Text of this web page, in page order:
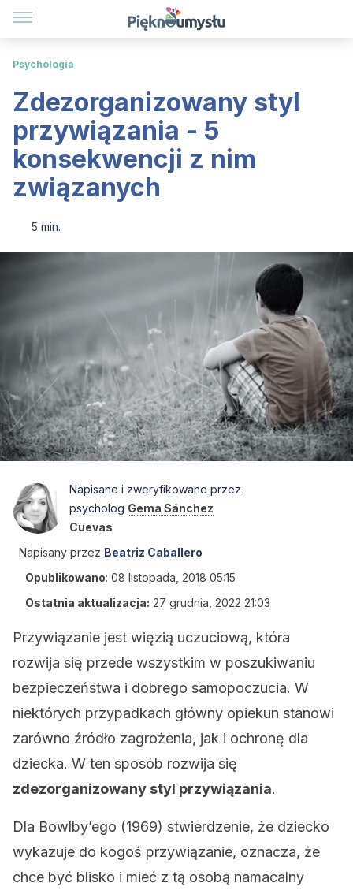
Psychologia
Zdezorganizowany styl
przywiązania - 5
konsekwencji z nim
związanych
5 min.
Napisane i zweryfikowane przez
psycholog Gema Sánchez
Cuevas
Napisany przez Beatriz Caballero
Opublikowano: 08 listopada, 2018 05:15
Ostatnia aktualizacja: 27 grudnia, 2022 21:03
Przywiązanie jest więzią uczuciową, która
rozwija się przede wszystkim w poszukiwaniu
bezpieczeństwa i dobrego samopoczucia. W
niektórych przypadkach główny opiekun stanowi
zarówno źródło zagrożenia, jak i ochronę dla
dziecka. W ten sposób rozwija się
zdezorganizowany styl przywiązania.
Dla Bowlby’ego (1969) stwierdzenie, że dziecko
wykazuje do kogoś przywiązanie, oznacza, że ​​
chce być blisko i mieć z tą osobą namacalny